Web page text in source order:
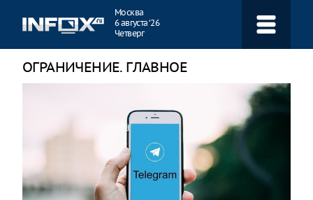
Москва
6 августа ‘26
Четверг
ОГРАНИЧЕНИЕ. ГЛАВНОЕ